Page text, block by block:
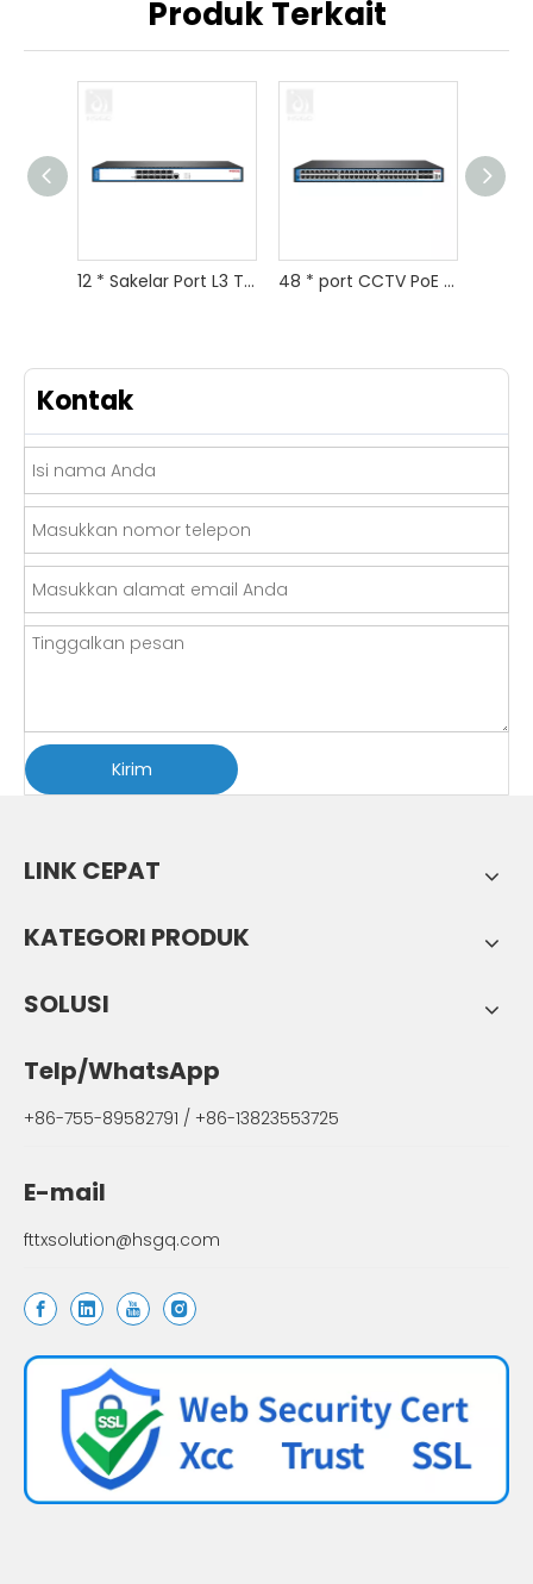
Produk Terkait
12 * Sakelar Port L3 Terkelola 48 * port CCTV PoE Switch untuk Kamera IP
Kontak
Kirim
LINK CEPAT
KATEGORI PRODUK
SOLUSI
Telp/WhatsApp
+86-755-89582791 / +86-13823553725
E-mail
fttxsolution@hsgq.com